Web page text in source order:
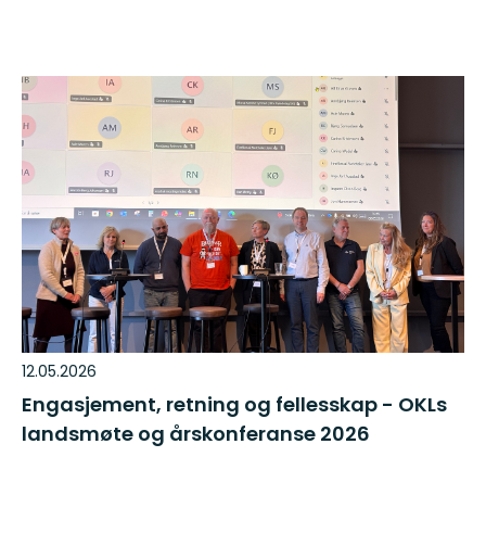
12.05.2026
Engasjement, retning og fellesskap - OKLs
landsmøte og årskonferanse 2026